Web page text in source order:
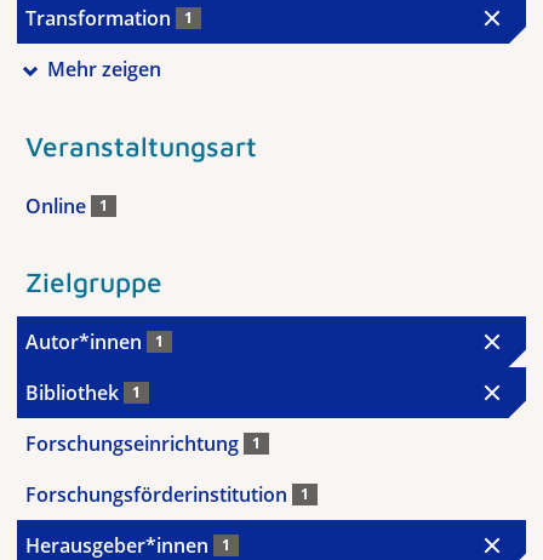
Transformation 1
Mehr zeigen
Veranstaltungsart
Online 1
Zielgruppe
Autor*innen 1
Bibliothek 1
Forschungseinrichtung 1
Forschungsförderinstitution 1
Herausgeber*innen 1